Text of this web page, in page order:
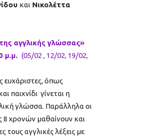
και Νικολέττα
αγγλικής γλώσσας»
μ.μ. (05/02 , 12/02, 19/02,
ευχάριστες, όπως
παιχνίδι γίνεται η
γλώσσα. Παράλληλα οι
8 χρονών μαθαίνουν και
τους αγγλικές λέξεις με